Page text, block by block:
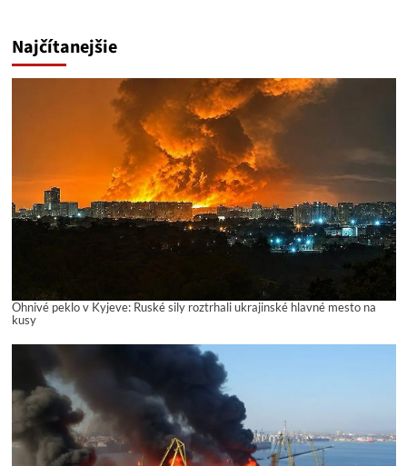
Najčítanejšie
Ohnivé peklo v Kyjeve: Ruské sily roztrhali ukrajinské hlavné mesto na
kusy